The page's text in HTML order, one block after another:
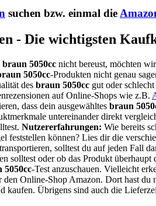
suchen bzw. einmal die
- Die wichtigsten
braun 5050cc nicht bereust, möchten
5050cc-Produkten nicht genau
des braun 5050cc gut oder
auf Online-Shops wie z.B.
dass dein ausgewähltes braun
untereinander direkt
Nutzererfahrungen: Wie bereits
feststellen können? Lies dir die
solltest du auf jeden Fall
solltest oder ob das Produkt
5050cc-Test anzuschauen. Vielleicht
Online-Shop Amazon. Dort hast du
kaufen. Übrigens sind auch die